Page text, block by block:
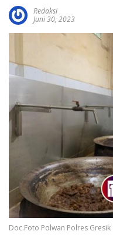
Redaksi
Juni 30, 2023
Doc.Foto Polwan Polres Gresik